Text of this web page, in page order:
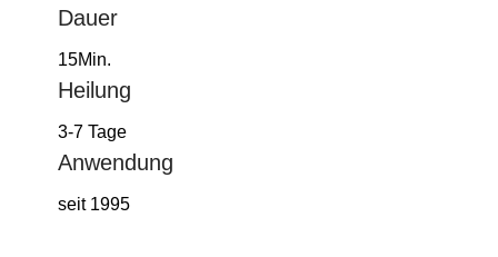
Dauer
15Min.
Heilung
3-7 Tage
Anwendung
seit 1995